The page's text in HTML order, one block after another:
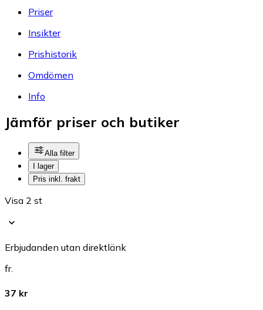
Priser
Insikter
Prishistorik
Omdömen
Info
Jämför priser och butiker
Alla filter
I lager
Pris inkl. frakt
Visa 2 st
Erbjudanden utan direktlänk
fr.
37 kr